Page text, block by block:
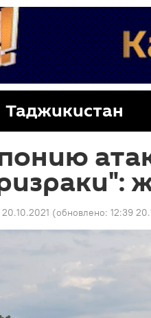
Таджикистан
20.10.2021 (обновлено: 12:39